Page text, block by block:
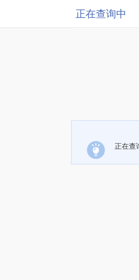
正在查询中
正在查